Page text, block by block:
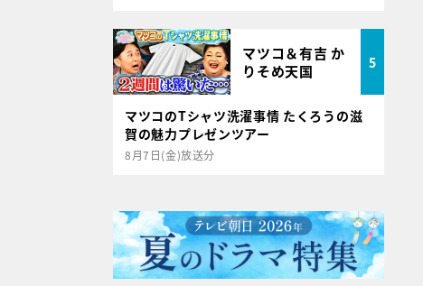
マツコ＆有吉 か
りそめ天国
5
マツコのTシャツ洗濯事情 たくろうの滋
賀の魅力プレゼンツアー
8月7日(金)放送分